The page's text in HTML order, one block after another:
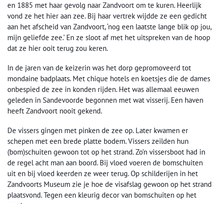
en 1885 met haar gevolg naar Zandvoort om te kuren. Heerlijk
vond ze het hier aan zee. Bij haar vertrek wijdde ze een gedicht
aan het afscheid van Zandvoort, ‘nog een laatste lange blik op jou,
mijn geliefde zee.’ En ze sloot af met het uitspreken van de hoop
dat ze hier ooit terug zou keren.
In de jaren van de keizerin was het dorp gepromoveerd tot
mondaine badplaats. Met chique hotels en koetsjes die de dames
onbespied de zee in konden rijden. Het was allemaal eeuwen
geleden in Sandevoorde begonnen met wat visserij. Een haven
heeft Zandvoort nooit gekend.
De vissers gingen met pinken de zee op. Later kwamen er
schepen met een brede platte bodem. Vissers zeilden hun
(bom)schuiten gewoon tot op het strand. Zo’n vissersboot had in
de regel acht man aan boord. Bij vloed voeren de bomschuiten
uit en bij vloed keerden ze weer terug. Op schilderijen in het
Zandvoorts Museum zie je hoe de visafslag gewoon op het strand
plaatsvond. Tegen een kleurig decor van bomschuiten op het